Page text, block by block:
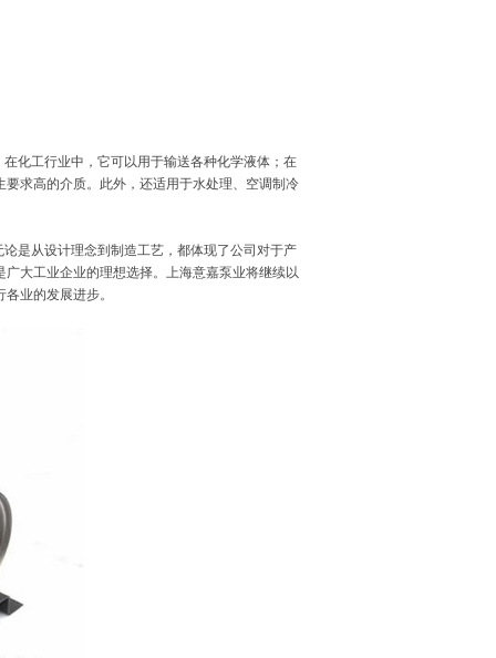
化工行业中，它可以用于输送各种化学液体；在
求高的介质。此外，还适用于水处理、空调制冷
是从设计理念到制造工艺，都体现了公司对于产
大工业企业的理想选择。上海意嘉泵业将继续以
业的发展进步。